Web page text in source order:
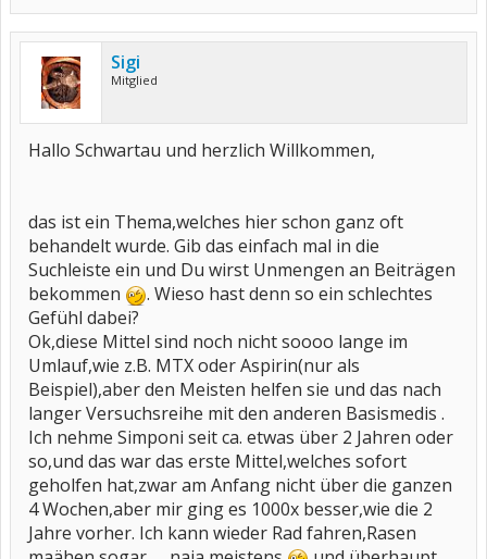
Sigi
Mitglied
Hallo Schwartau und herzlich Willkommen,
das ist ein Thema,welches hier schon ganz oft
behandelt wurde. Gib das einfach mal in die
Suchleiste ein und Du wirst Unmengen an Beiträgen
bekommen
. Wieso hast denn so ein schlechtes
Gefühl dabei?
Ok,diese Mittel sind noch nicht soooo lange im
Umlauf,wie z.B. MTX oder Aspirin(nur als
Beispiel),aber den Meisten helfen sie und das nach
langer Versuchsreihe mit den anderen Basismedis .
Ich nehme Simponi seit ca. etwas über 2 Jahren oder
so,und das war das erste Mittel,welches sofort
geholfen hat,zwar am Anfang nicht über die ganzen
4 Wochen,aber mir ging es 1000x besser,wie die 2
Jahre vorher. Ich kann wieder Rad fahren,Rasen